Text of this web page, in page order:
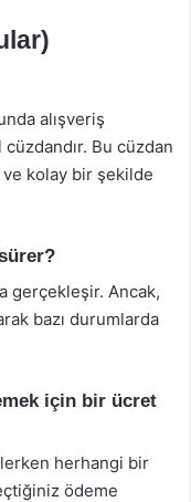
alışveriş
Bu cüzdan
ve kolay bir şekilde
gerçekleşir. Ancak,
bazı durumlarda
için bir ücret
herhangi bir
ödeme